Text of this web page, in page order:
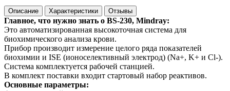
Описание Характеристики Отзывы
Главное, что нужно знать о BS-230, Mindray:
Это автоматизированная высокоточная система для
биохимического анализа крови.
Прибор производит измерение целого ряда показателей
биохимии и ISE (ионоселективный электрод) (Na+, K+ и Cl-).
Система комплектуется рабочей станцией.
В комплект поставки входит стартовый набор реактивов.
Основные параметры: